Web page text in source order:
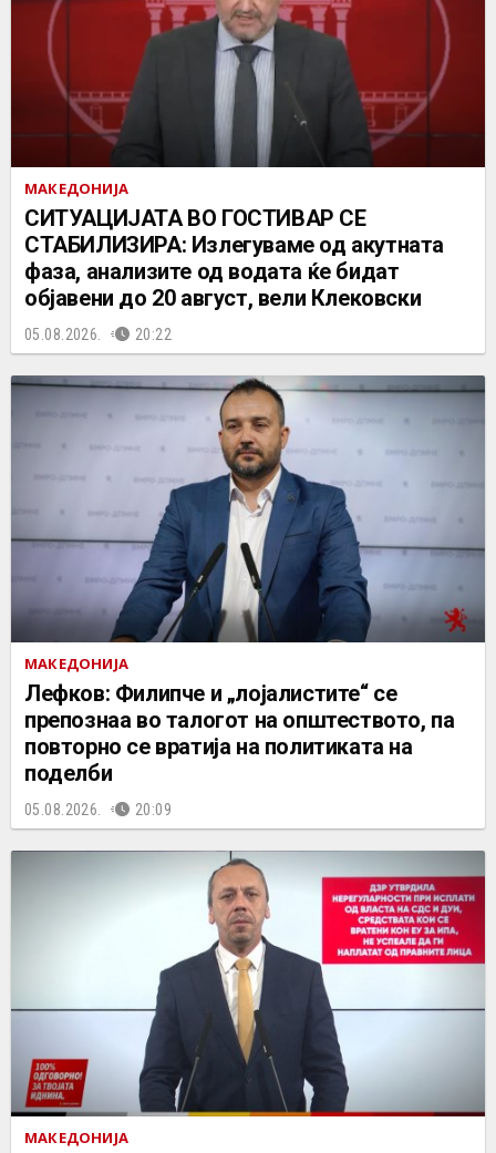
МАКЕДОНИЈА
СИТУАЦИЈАТА ВО ГОСТИВАР СЕ
СТАБИЛИЗИРА: Излегуваме од акутната
фаза, анализите од водата ќе бидат
објавени до 20 август, вели Клековски
05.08.2026. 20:22
МАКЕДОНИЈА
Лефков: Филипче и „лојалистите“ се
препознаа во талогот на општеството, па
повторно се вратија на политиката на
поделби
05.08.2026. 20:09
МАКЕДОНИЈА